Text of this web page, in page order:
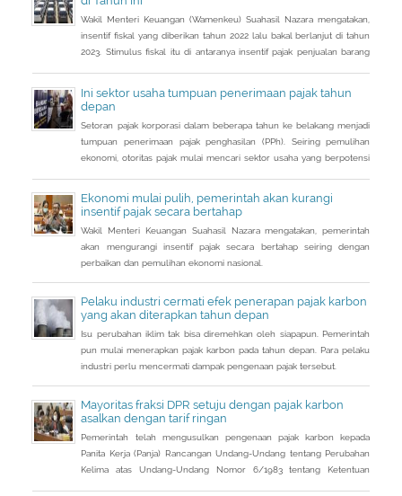
Wakil Menteri Keuangan (Wamenkeu) Suahasil Nazara mengatakan,
insentif fiskal yang diberikan tahun 2022 lalu bakal berlanjut di tahun
2023. Stimulus fiskal itu di antaranya insentif pajak penjualan barang
(PPN DTP) untuk sektor properti.
Ini sektor usaha tumpuan penerimaan pajak tahun
depan
Setoran pajak korporasi dalam beberapa tahun ke belakang menjadi
tumpuan penerimaan pajak penghasilan (PPh). Seiring pemulihan
ekonomi, otoritas pajak mulai mencari sektor usaha yang berpotensi
Ekonomi mulai pulih, pemerintah akan kurangi
insentif pajak secara bertahap
Wakil Menteri Keuangan Suahasil Nazara mengatakan, pemerintah
akan mengurangi insentif pajak secara bertahap seiring dengan
perbaikan dan pemulihan ekonomi nasional.
Pelaku industri cermati efek penerapan pajak karbon
yang akan diterapkan tahun depan
Isu perubahan iklim tak bisa diremehkan oleh siapapun. Pemerintah
pun mulai menerapkan pajak karbon pada tahun depan. Para pelaku
industri perlu mencermati dampak pengenaan pajak tersebut.
Mayoritas fraksi DPR setuju dengan pajak karbon
asalkan dengan tarif ringan
Pemerintah telah mengusulkan pengenaan pajak karbon kepada
Panita Kerja (Panja) Rancangan Undang-Undang tentang Perubahan
Kelima atas Undang-Undang Nomor 6/1983 tentang Ketentuan